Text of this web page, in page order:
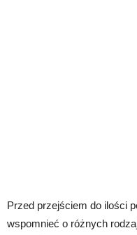
Przed przejściem do ilości
wspomnieć o różnych